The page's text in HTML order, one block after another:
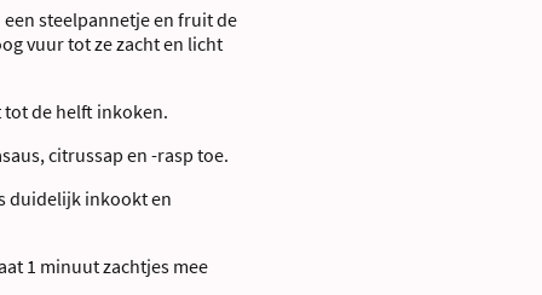
steelpannetje en fruit de
vuur tot ze zacht en licht
tot de helft inkoken.
citrussap en -rasp toe.
duidelijk inkookt en
1 minuut zachtjes mee